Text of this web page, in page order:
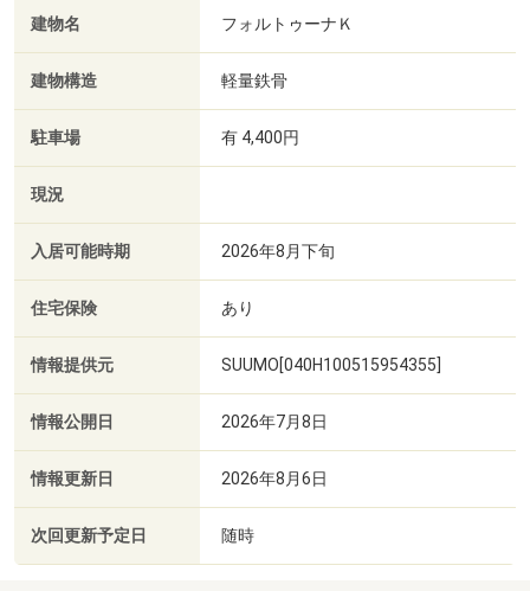
建物名 フォルトゥーナＫ
建物構造 軽量鉄骨
駐車場 有 4,400円
現況
入居可能時期 2026年8月下旬
住宅保険 あり
情報提供元 SUUMO[040H100515954355]
情報公開日 2026年7月8日
情報更新日 2026年8月6日
次回更新予定日 随時